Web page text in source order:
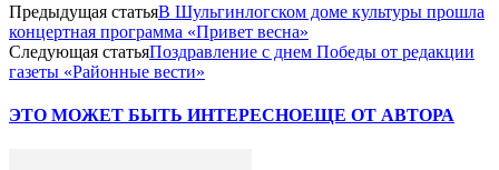
Предыдущая статьяВ Шульгинлогском доме культуры прошла
концертная программа «Привет весна»
Следующая статьяПоздравление с днем Победы от редакции
газеты «Районные вести»
ЭТО МОЖЕТ БЫТЬ ИНТЕРЕСНОЕЩЕ ОТ АВТОРА